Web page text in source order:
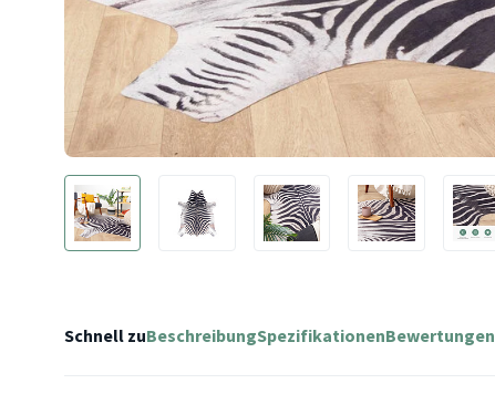
Schnell zuBeschreibungSpezifikationenBewertungen